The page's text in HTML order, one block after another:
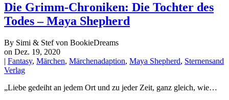
Die Grimm-Chroniken: Die Tochter des
Todes – Maya Shepherd
By Simi & Stef von BookieDreams
on Dez. 19, 2020
| Fantasy, Märchen, Märchenadaption, Maya Shepherd, Sternensand
Verlag
„Liebe gedeiht an jedem Ort und zu jeder Zeit, ganz gleich, wie…